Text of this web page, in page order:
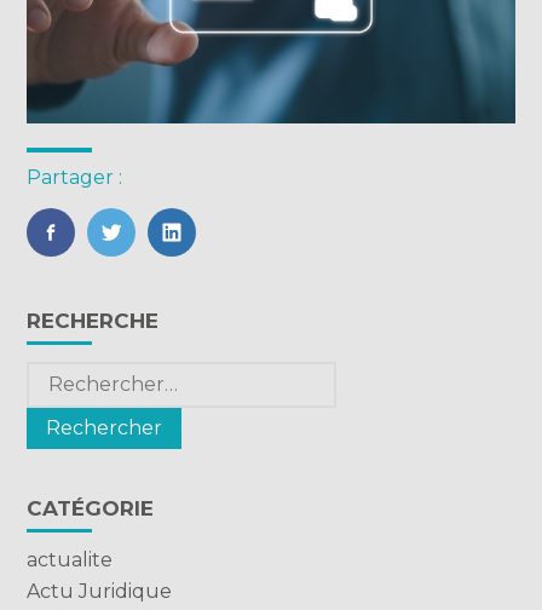
Partager :
FaceBook
TwitterLinkedIn
Blog
sidebar
RECHERCHE
Rechercher :
CATÉGORIE
actualite
Actu Juridique